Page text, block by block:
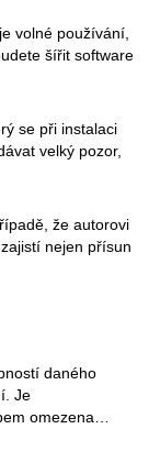
volné používání,
šířit software
se při instalaci
velký pozor,
že autorovi
nejen přísun
daného
Je
omezena…